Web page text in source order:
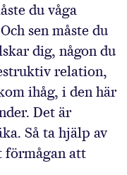
du våga
sen måste du
dig, någon du
relation,
ihåg, i den här
Det är
Så ta hjälp av
förmågan att